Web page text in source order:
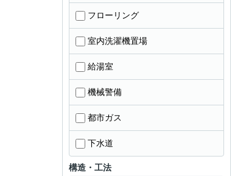
フローリング
室内洗濯機置場
給湯室
機械警備
都市ガス
下水道
構造・工法